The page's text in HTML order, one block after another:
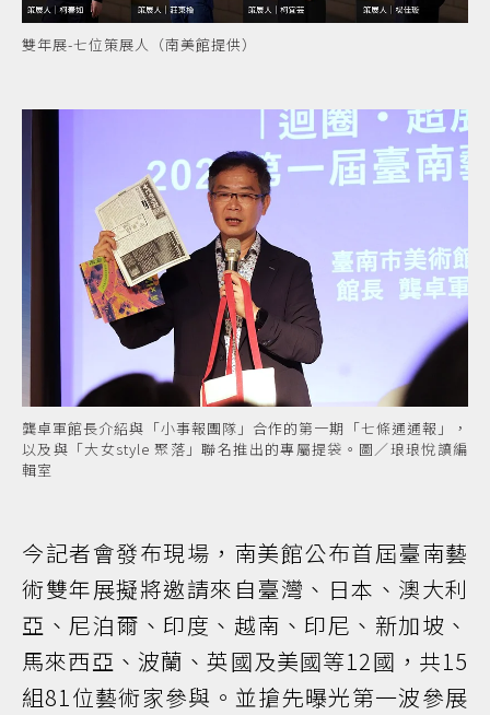
雙年展-七位策展人（南美館提供）
龔卓軍館長介紹與「小事報團隊」合作的第一期「七條通通報」，
以及與「大女style 聚落」聯名推出的專屬提袋。圖／琅琅悅讀編
輯室
今記者會發布現場，南美館公布首屆臺南藝
術雙年展擬將邀請來自臺灣、日本、澳大利
亞、尼泊爾、印度、越南、印尼、新加坡、
馬來西亞、波蘭、英國及美國等12國，共15
組81位藝術家參與。並搶先曝光第一波參展